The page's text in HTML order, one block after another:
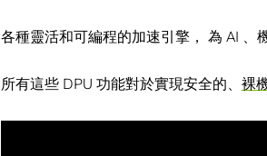
各種靈活和可編程的加速引擎， 為 AI 、
所有這些 DPU 功能對於實現安全的、 裸